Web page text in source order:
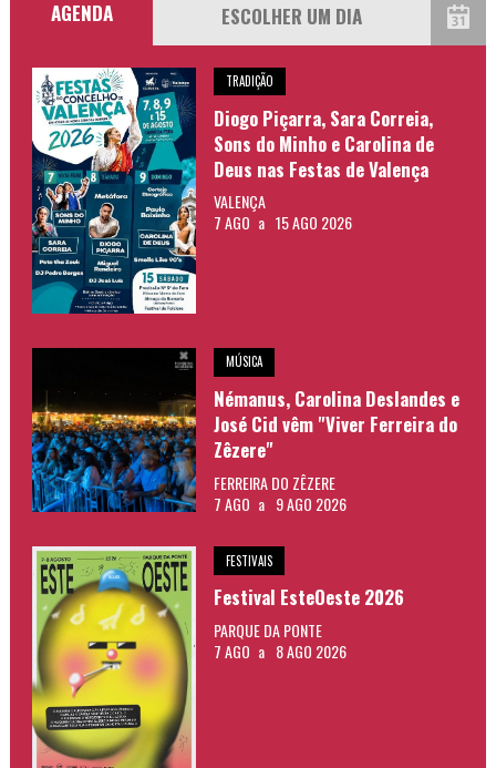
AGENDA
TRADIÇÃO
Diogo Piçarra, Sara Correia,
Sons do Minho e Carolina de
Deus nas Festas de Valença
VALENÇA
7 AGO a 15 AGO 2026
MÚSICA
Némanus, Carolina Deslandes e
José Cid vêm "Viver Ferreira do
Zêzere"
FERREIRA DO ZÊZERE
7 AGO a 9 AGO 2026
FESTIVAIS
Festival EsteOeste 2026
PARQUE DA PONTE
7 AGO a 8 AGO 2026